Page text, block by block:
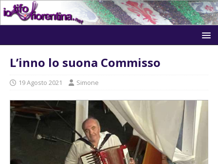
L’inno lo suona Commisso
19 Agosto 2021 Simone